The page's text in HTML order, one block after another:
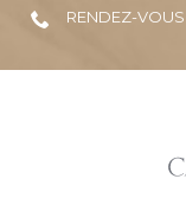
RENDEZ-